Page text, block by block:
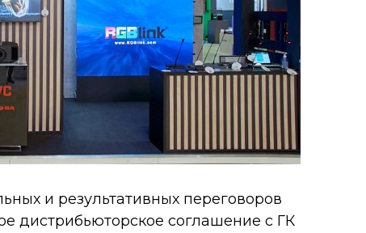
и результативных переговоров
дистрибьюторское соглашение с ГК